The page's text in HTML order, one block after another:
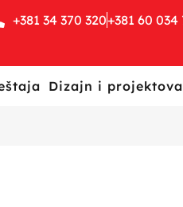
+381 34 370 320+381 60 034
Dizajn i